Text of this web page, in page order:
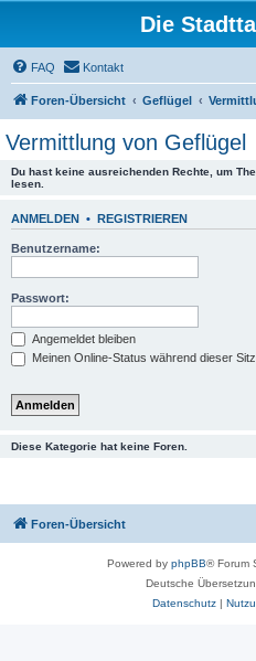
Die
FAQ Kontakt
Foren-Übersicht Geflügel
Vermittlung von Geflügel
Du hast keine ausreichenden Rechte, um
lesen.
ANMELDEN • REGISTRIEREN
Benutzername:
Passwort:
Angemeldet bleiben
Meinen Online-Status während dieser
Diese Kategorie hat keine Foren.
Foren-Übersicht
Powered by phpBB® Forum
Deutsche
Datenschutz|